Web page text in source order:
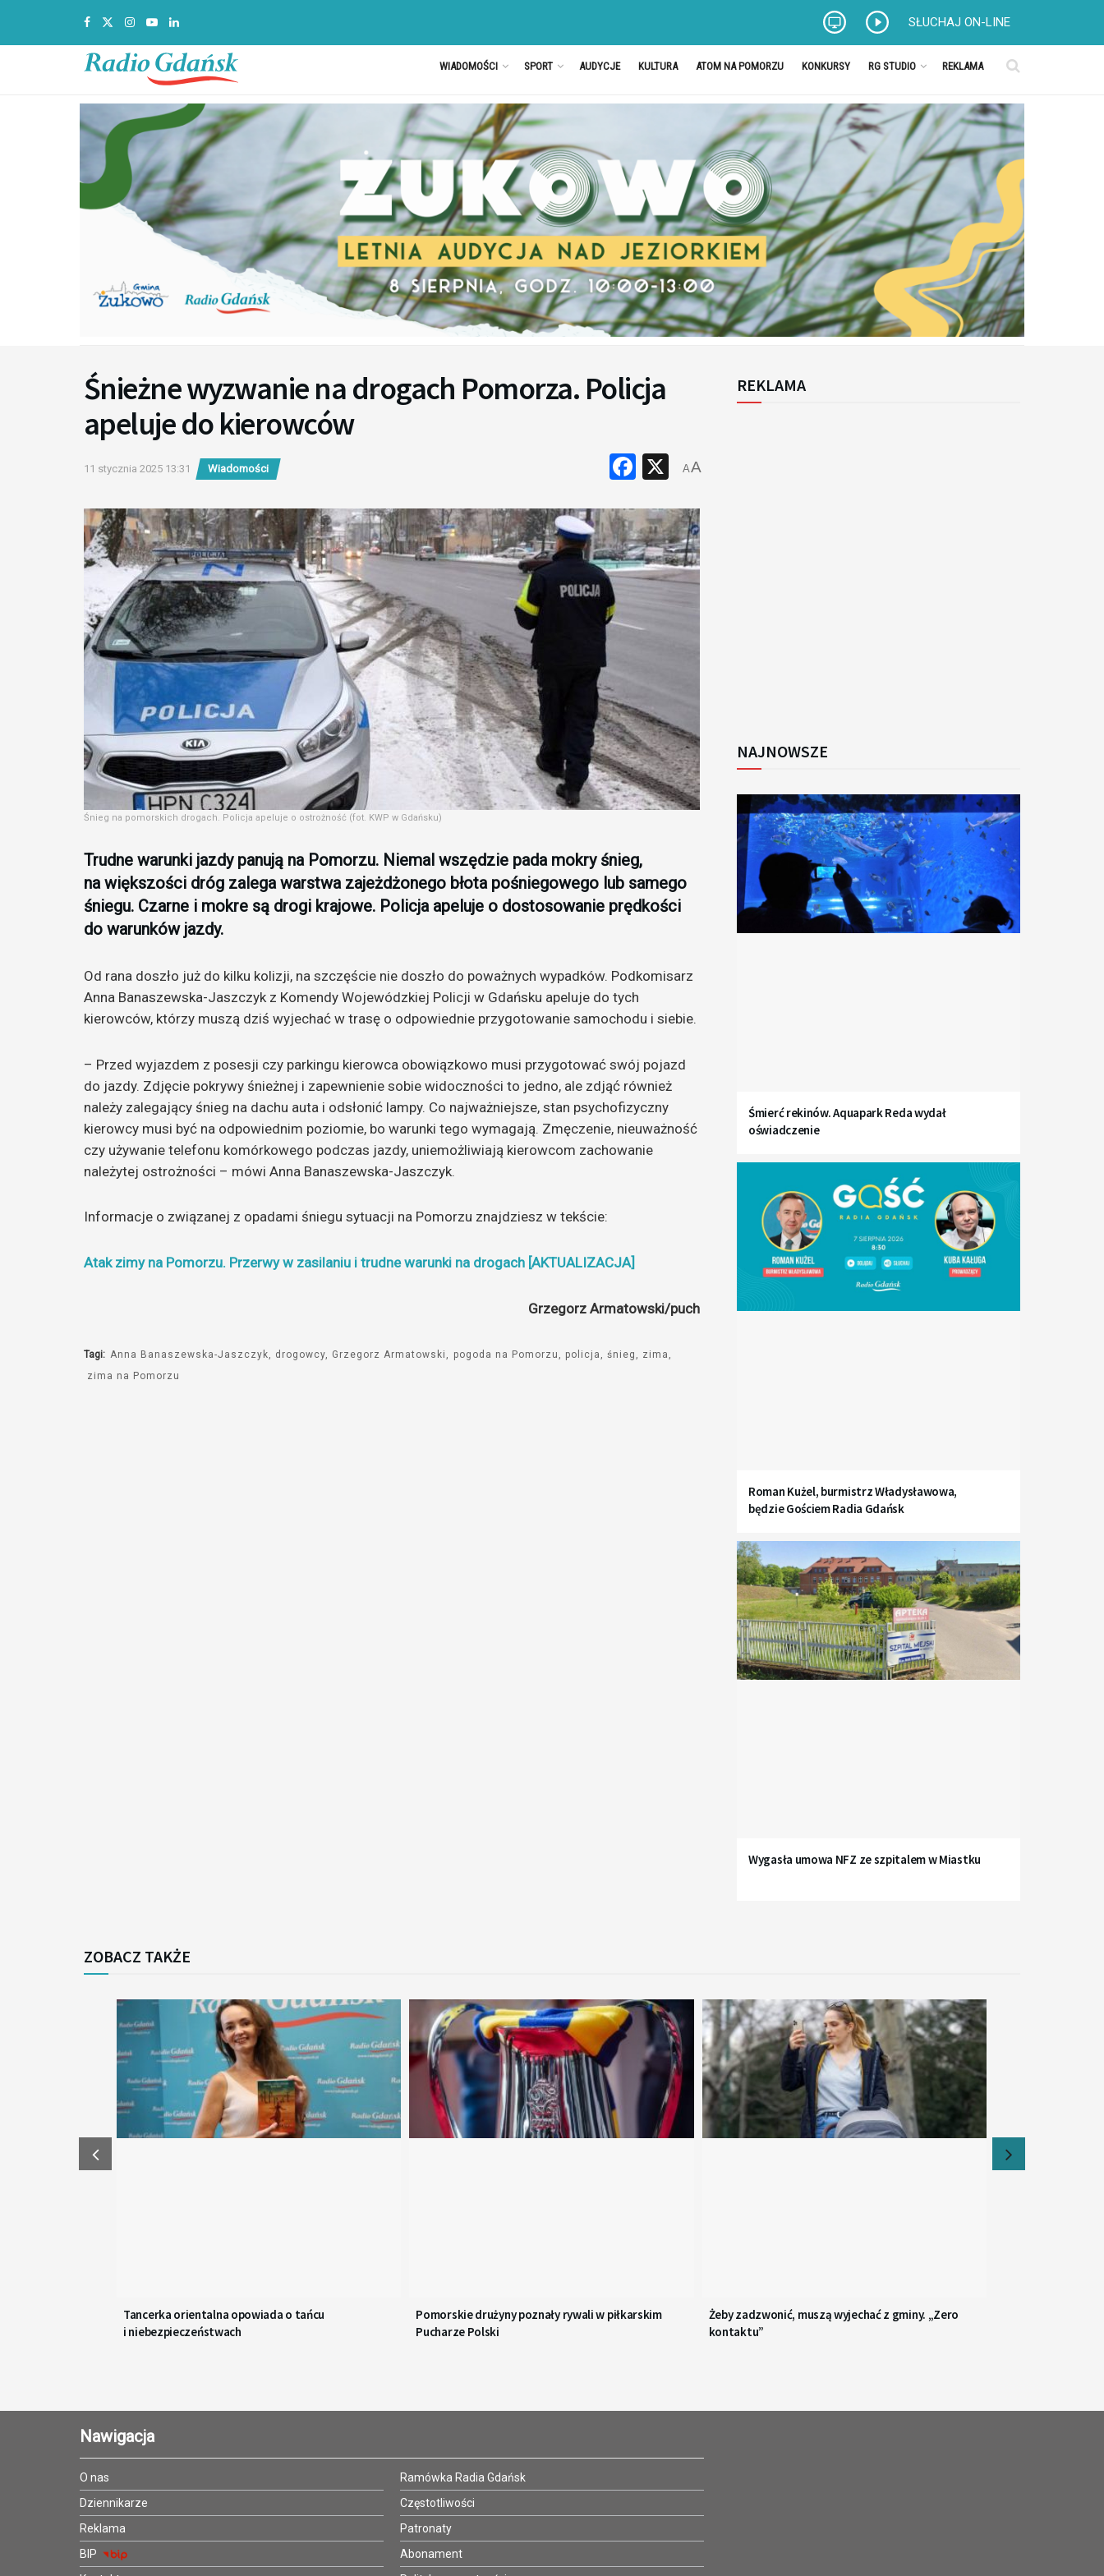
SŁUCHAJ ON-LINE
WIADOMOŚCI SPORT AUDYCJE KULTURA ATOM NA POMORZU KONKURSY RG STUDIO REKLAMA
Śnieżne wyzwanie na drogach Pomorza. Policja
apeluje do kierowców
11 stycznia 2025 13:31 Wiadomości Facebook
X
AA
Śnieg na pomorskich drogach. Policja apeluje o ostrożność (fot. KWP w Gdańsku)
Trudne warunki jazdy panują na Pomorzu. Niemal wszędzie pada mokry śnieg,
na większości dróg zalega warstwa zajeżdżonego błota pośniegowego lub samego
śniegu. Czarne i mokre są drogi krajowe. Policja apeluje o dostosowanie prędkości
do warunków jazdy.
Od rana doszło już do kilku kolizji, na szczęście nie doszło do poważnych wypadków. Podkomisarz
Anna Banaszewska-Jaszczyk z Komendy Wojewódzkiej Policji w Gdańsku apeluje do tych
kierowców, którzy muszą dziś wyjechać w trasę o odpowiednie przygotowanie samochodu i siebie.
– Przed wyjazdem z posesji czy parkingu kierowca obowiązkowo musi przygotować swój pojazd
do jazdy. Zdjęcie pokrywy śnieżnej i zapewnienie sobie widoczności to jedno, ale zdjąć również
należy zalegający śnieg na dachu auta i odsłonić lampy. Co najważniejsze, stan psychofizyczny
kierowcy musi być na odpowiednim poziomie, bo warunki tego wymagają. Zmęczenie, nieuważność
czy używanie telefonu komórkowego podczas jazdy, uniemożliwiają kierowcom zachowanie
należytej ostrożności – mówi Anna Banaszewska-Jaszczyk.
Informacje o związanej z opadami śniegu sytuacji na Pomorzu znajdziesz w tekście:
Atak zimy na Pomorzu. Przerwy w zasilaniu i trudne warunki na drogach [AKTUALIZACJA]
Grzegorz Armatowski/puch
Tagi: Anna Banaszewska-Jaszczyk drogowcy Grzegorz Armatowski pogoda na Pomorzu policja śnieg
zima
zima na Pomorzu
REKLAMA
NAJNOWSZE
Śmierć rekinów. Aquapark Reda wydał
oświadczenie
Roman Kużel, burmistrz Władysławowa,
będzie Gościem Radia Gdańsk
Wygasła umowa NFZ ze szpitalem w Miastku
ZOBACZ TAKŻE
Tancerka orientalna opowiada o tańcu
i niebezpieczeństwach
Pomorskie drużyny poznały rywali w piłkarskim
Pucharze Polski
Żeby zadzwonić, muszą wyjechać z gminy. „Zero
kontaktu”
Nawigacja
O nas
Dziennikarze
Reklama
BIP
Ramówka Radia Gdańsk
Częstotliwości
Patronaty
Abonament